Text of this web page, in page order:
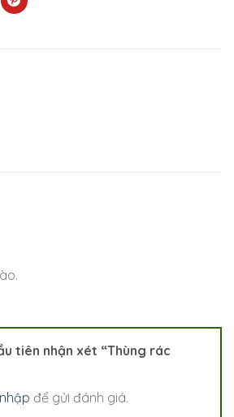
tiên nhận xét “Thùng rác
để gửi đánh giá.